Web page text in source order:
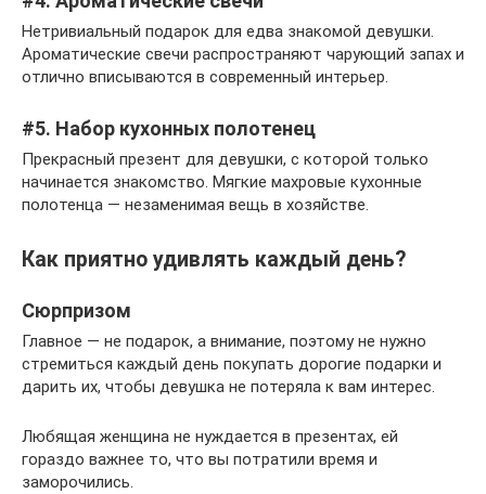
Нетривиальный подарок для едва знакомой девушки.
Ароматические свечи распространяют чарующий запах и
отлично вписываются в современный интерьер.
#5. Набор кухонных полотенец
Прекрасный презент для девушки, с которой только
начинается знакомство. Мягкие махровые кухонные
полотенца — незаменимая вещь в хозяйстве.
Как приятно удивлять каждый день?
Сюрпризом
Главное — не подарок, а внимание, поэтому не нужно
стремиться каждый день покупать дорогие подарки и
дарить их, чтобы девушка не потеряла к вам интерес.
Любящая женщина не нуждается в презентах, ей
гораздо важнее то, что вы потратили время и
заморочились.